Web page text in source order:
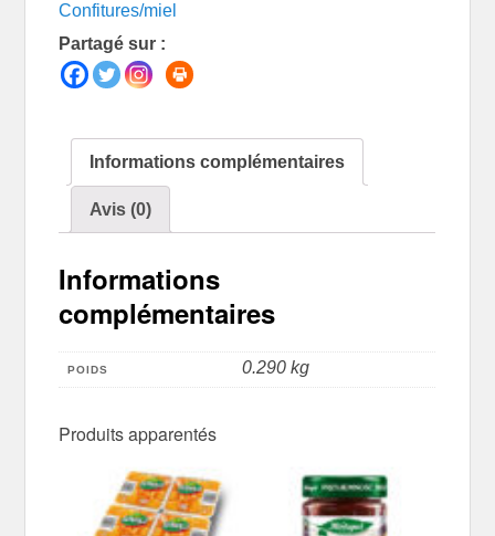
Confitures/miel
Partagé sur :
Informations complémentaires
Avis (0)
Informations
complémentaires
POIDS 0.290 kg
Produits apparentés